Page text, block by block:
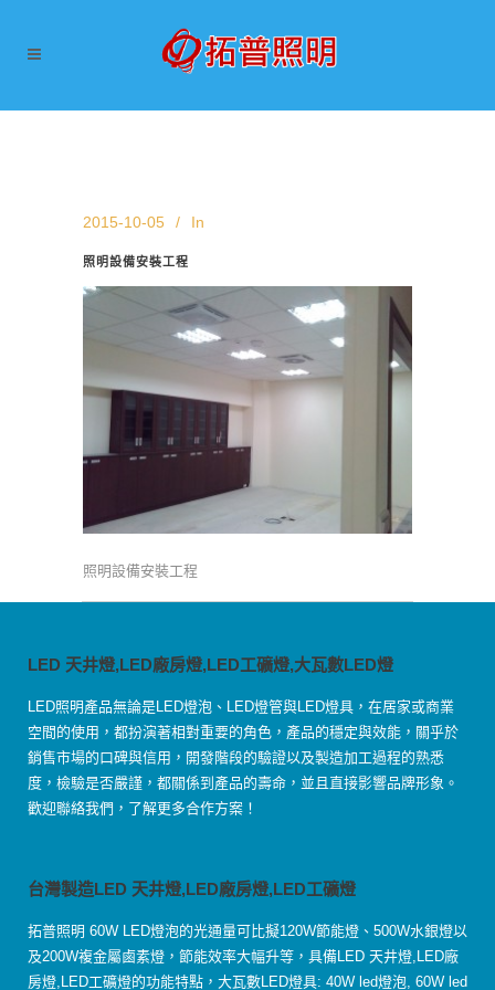
2015-10-05 In
照明設備安裝工程
照明設備安裝工程
LED 天井燈,LED廠房燈,LED工礦燈,大瓦數LED燈
LED照明產品無論是LED燈泡、LED燈管與LED燈具，在居家或商業
空間的使用，都扮演著相對重要的角色，產品的穩定與效能，關乎於
銷售市場的口碑與信用，開發階段的驗證以及製造加工過程的熟悉
度，檢驗是否嚴謹，都關係到產品的壽命，並且直接影響品牌形象。
歡迎聯絡我們，了解更多合作方案！
台灣製造LED 天井燈,LED廠房燈,LED工礦燈
拓普照明 60W LED燈泡的光通量可比擬120W節能燈、500W水銀燈以
及200W複金屬鹵素燈，節能效率大幅升等，具備LED 天井燈,LED廠
房燈,LED工礦燈的功能特點，大瓦數LED燈具: 40W led燈泡, 60W led